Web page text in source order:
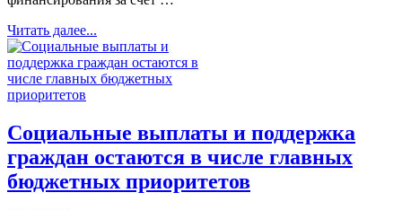
Читать далее...
Социальные выплаты и поддержка
граждан остаются в числе главных
бюджетных приоритетов